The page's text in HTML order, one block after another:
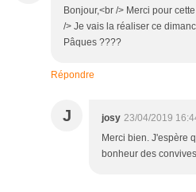
Bonjour,<br /> Merci pour
/> Je vais la réaliser ce
Pâques ????
Répondre
J josy 23/04/2019
Merci bien. J'espère
bonheur des